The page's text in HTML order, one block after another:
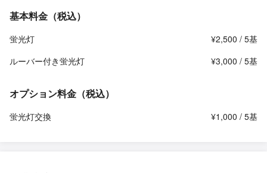
基本料金（税込）
蛍光灯
¥2,500 / 5基
ルーバー付き蛍光灯
¥3,000 / 5基
オプション料金（税込）
蛍光灯交換 ¥1,000 / 5基